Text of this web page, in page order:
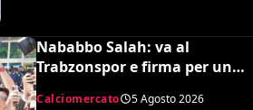
Nababbo Salah: va al
Trabzonspor e firma per una
Calciomercato 5 Agosto 2026